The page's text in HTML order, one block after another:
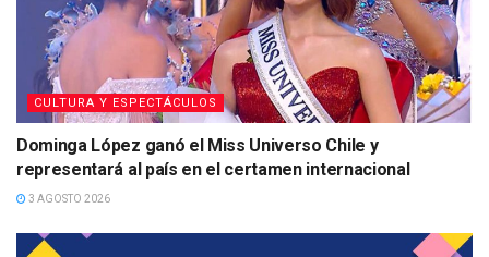
CULTURA Y ESPECTÁCULOS
Dominga López ganó el Miss Universo Chile y
representará al país en el certamen internacional
3 AGOSTO 2026